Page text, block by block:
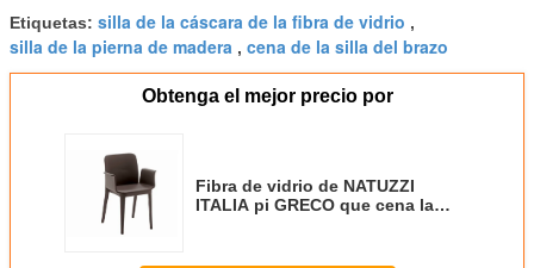
Etiquetas: silla de la cáscara de la fibra de vidrio ,
silla de la pierna de madera , cena de la silla del brazo
Obtenga el mejor precio por
Fibra de vidrio de NATUZZI
ITALIA pi GRECO que cena la